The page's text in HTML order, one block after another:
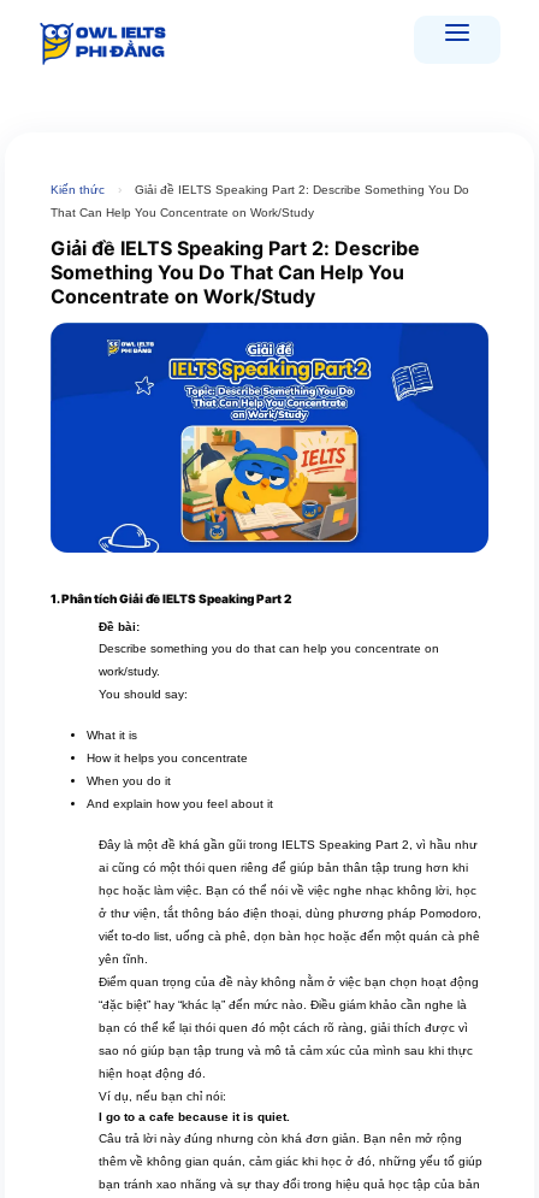
Kiến thức ›
Giải đề IELTS Speaking Part 2: Describe Something You Do
That Can Help You Concentrate on Work/Study
Giải đề IELTS Speaking Part 2: Describe
Something You Do That Can Help You
Concentrate on Work/Study
1. Phân tích Giải đề IELTS Speaking Part 2
Đề bài:
Describe something you do that can help you concentrate on
work/study.
You should say:
What it is
How it helps you concentrate
When you do it
And explain how you feel about it
Đây là một đề khá gần gũi trong IELTS Speaking Part 2, vì hầu như
ai cũng có một thói quen riêng để giúp bản thân tập trung hơn khi
học hoặc làm việc. Bạn có thể nói về việc nghe nhạc không lời, học
ở thư viện, tắt thông báo điện thoại, dùng phương pháp Pomodoro,
viết to-do list, uống cà phê, dọn bàn học hoặc đến một quán cà phê
yên tĩnh.
Điểm quan trọng của đề này không nằm ở việc bạn chọn hoạt động
“đặc biệt” hay “khác lạ” đến mức nào. Điều giám khảo cần nghe là
bạn có thể kể lại thói quen đó một cách rõ ràng, giải thích được vì
sao nó giúp bạn tập trung và mô tả cảm xúc của mình sau khi thực
hiện hoạt động đó.
Ví dụ, nếu bạn chỉ nói:
I go to a cafe because it is quiet.
Câu trả lời này đúng nhưng còn khá đơn giản. Bạn nên mở rộng
thêm về không gian quán, cảm giác khi học ở đó, những yếu tố giúp
bạn tránh xao nhãng và sự thay đổi trong hiệu quả học tập của bản